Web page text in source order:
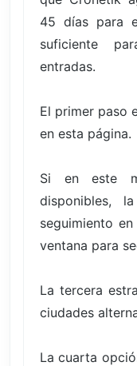
45 días para
suficiente
entradas.
El primer paso
en esta página.
Si en este
disponibles,
seguimiento
ventana para
La tercera
ciudades
La cuarta